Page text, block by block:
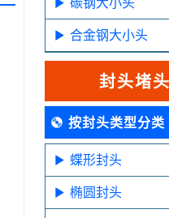
合金钢大小头
封头堵
按封头类型分类
蝶形封头
椭圆封头